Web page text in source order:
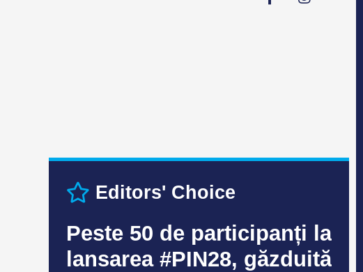
Editors' Choice
Peste 50 de participanți la
lansarea #PIN28, găzduită